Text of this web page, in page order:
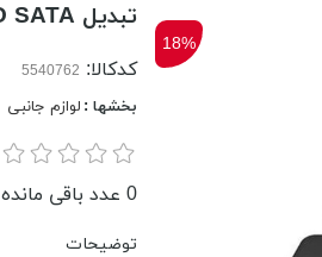
18%
تبدیل USB TO SATA
کدکالا:
بخشها : لوازم جانبی
0 عدد باقی مانده
توضیحات